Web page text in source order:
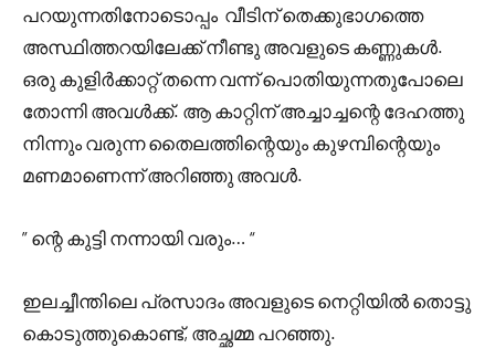
പറയുന്നതിനോടൊപ്പം വീടിന് തെക്കുഭാഗത്തെ
അസ്ഥിത്തറയിലേക്ക് നീണ്ടു അവളുടെ കണ്ണുകൾ.
ഒരു കുളിർക്കാറ്റ് തന്നെ വന്ന് പൊതിയുന്നതുപോലെ
തോന്നി അവൾക്ക്. ആ കാറ്റിന് അച്ചാച്ചന്റെ ദേഹത്തു
നിന്നും വരുന്ന തൈലത്തിന്റെയും കുഴമ്പിന്റെയും
മണമാണെന്ന് അറിഞ്ഞു അവൾ.
” ന്റെ കുട്ടി നന്നായി വരും… “
ഇലച്ചീന്തിലെ പ്രസാദം അവളുടെ നെറ്റിയിൽ തൊട്ടു
കൊടുത്തുകൊണ്ട്, അച്ഛമ്മ പറഞ്ഞു.